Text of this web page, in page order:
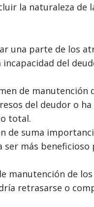
la naturaleza de
una parte de los
del
de manutención
del deudor o ha
total.
de suma
más beneficioso
manutención de
retrasarse o